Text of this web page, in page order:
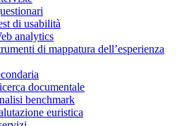
di usabilità
analytics
di mappatura dell’esperienza
documentale
benchmark
euristica